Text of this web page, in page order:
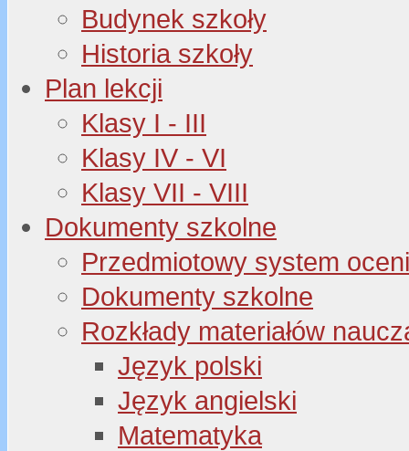
Budynek szkoły
Historia szkoły
Plan lekcji
Klasy I - III
Klasy IV - VI
Klasy VII - VIII
Dokumenty szkolne
Przedmiotowy system
Dokumenty szkolne
Rozkłady materiałów
Język polski
Język angielski
Matematyka